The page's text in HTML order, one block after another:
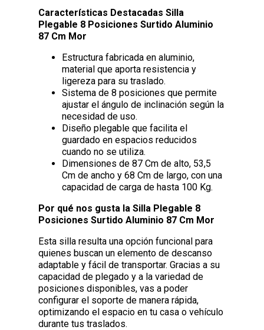
Características Destacadas Silla
Plegable 8 Posiciones Surtido Aluminio
87 Cm Mor
Estructura fabricada en aluminio,
material que aporta resistencia y
ligereza para su traslado.
Sistema de 8 posiciones que permite
ajustar el ángulo de inclinación según la
necesidad de uso.
Diseño plegable que facilita el
guardado en espacios reducidos
cuando no se utiliza.
Dimensiones de 87 Cm de alto, 53,5
Cm de ancho y 68 Cm de largo, con una
capacidad de carga de hasta 100 Kg.
Por qué nos gusta la Silla Plegable 8
Posiciones Surtido Aluminio 87 Cm Mor
Esta silla resulta una opción funcional para
quienes buscan un elemento de descanso
adaptable y fácil de transportar. Gracias a su
capacidad de plegado y a la variedad de
posiciones disponibles, vas a poder
configurar el soporte de manera rápida,
optimizando el espacio en tu casa o vehículo
durante tus traslados.